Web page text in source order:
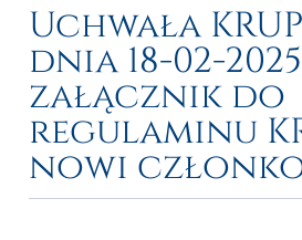
Uchwała
dnia 18-02-2025
załącznik do
regulaminu
nowi